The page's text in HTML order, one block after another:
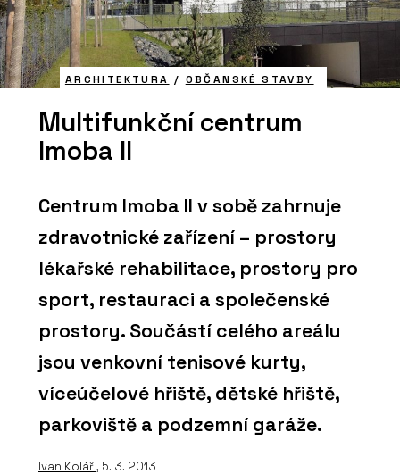
ARCHITEKTURA / OBČANSKÉ STAVBY
Multifunkční centrum
Imoba II
Centrum Imoba II v sobě zahrnuje
zdravotnické zařízení – prostory
lékařské rehabilitace, prostory pro
sport, restauraci a společenské
prostory. Součástí celého areálu
jsou venkovní tenisové kurty,
víceúčelové hřiště, dětské hřiště,
parkoviště a podzemní garáže.
Ivan Kolář, 5. 3. 2013